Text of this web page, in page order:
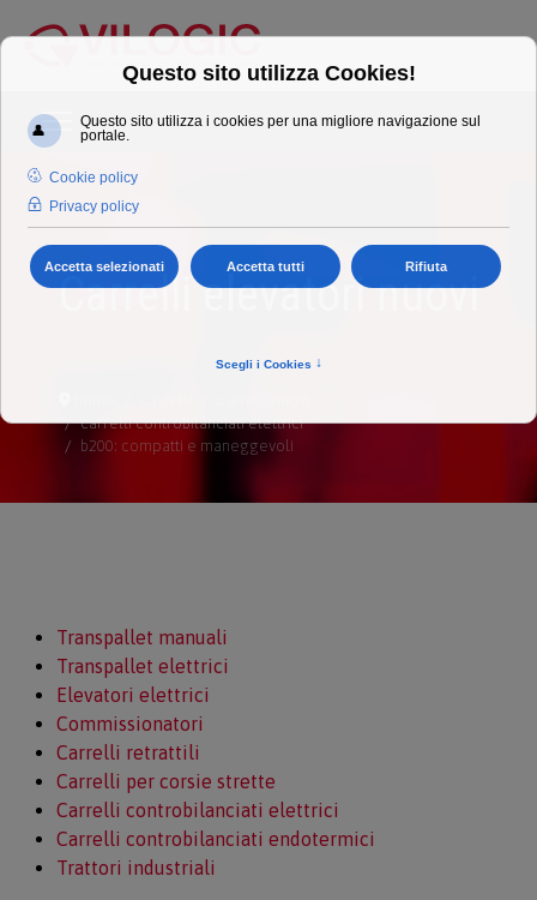
Carrelli elevatori nuovi
carrelli controbilanciati elettrici
b200: compatti e maneggevoli
Transpallet manuali
Transpallet elettrici
Elevatori elettrici
Commissionatori
Carrelli retrattili
Carrelli per corsie strette
Carrelli controbilanciati elettrici
Carrelli controbilanciati endotermici
Trattori industriali